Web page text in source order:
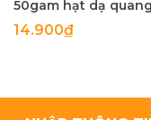
14.900₫